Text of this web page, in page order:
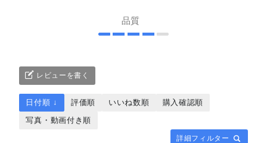
品質
レビューを書く
詳細フィルター
日付順 ↓ 評価順 いいね数順
購入確認順
写真・動画付き順